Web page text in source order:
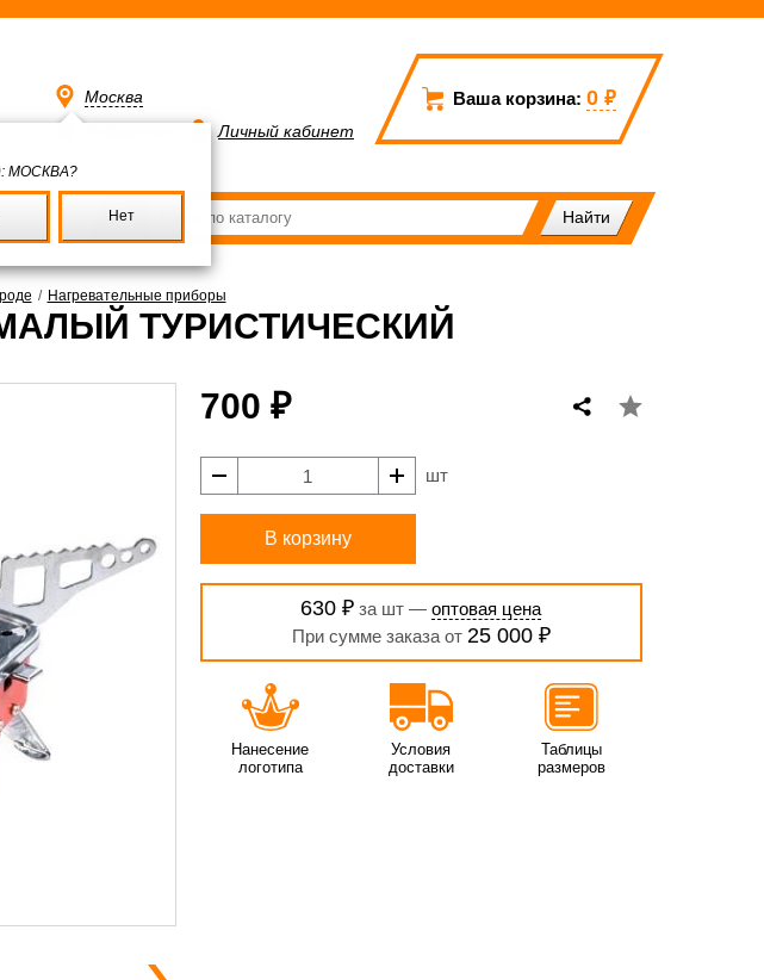
Ваша корзина: 0 ₽
Москва
МОСКВА?
Нет
Личный кабинет
/ Нагревательные приборы
ТУРИСТИЧЕСКИЙ
700 ₽
шт
В корзину
630 ₽ за шт —оптовая цена
При сумме заказа от 25 000 ₽
Нанесение
логотипа
Условия
доставки
Таблицы
размеров